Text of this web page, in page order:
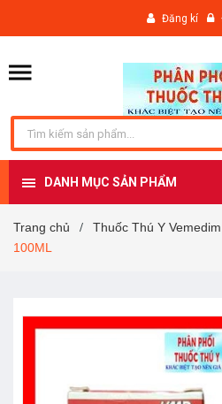
Đăng kí
DANH MỤC SẢN PHẨM
Trang chủ / Thuốc Thú Y Vemedim
100ML